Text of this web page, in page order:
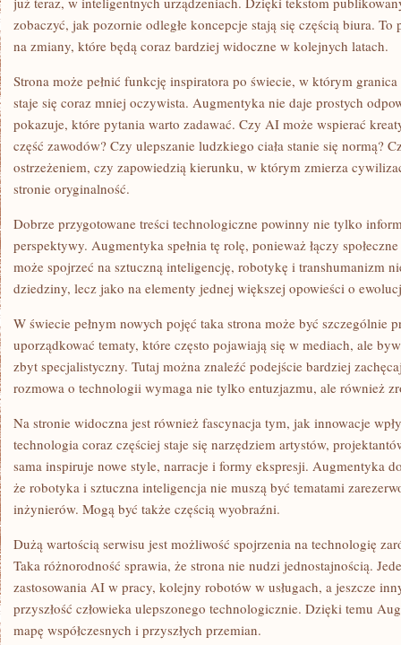
zobaczyć, jak pozornie odległe koncepcje stają się częścią biura.
na zmiany, które będą coraz bardziej widoczne w kolejnych latach.
Strona może pełnić funkcję inspiratora po świecie, w którym
staje się coraz mniej oczywista. Augmentyka nie daje prostych
pokazuje, które pytania warto zadawać. Czy AI może wspierać
część zawodów? Czy ulepszanie ludzkiego ciała stanie się normą?
ostrzeżeniem, czy zapowiedzią kierunku, w którym zmierza
stronie oryginalność.
Dobrze przygotowane treści technologiczne powinny nie tylko
perspektywy. Augmentyka spełnia tę rolę, ponieważ łączy
może spojrzeć na sztuczną inteligencję, robotykę i transhumanizm
dziedziny, lecz jako na elementy jednej większej opowieści o
W świecie pełnym nowych pojęć taka strona może być szczególnie
uporządkować tematy, które często pojawiają się w mediach, ale
zbyt specjalistyczny. Tutaj można znaleźć podejście bardziej
rozmowa o technologii wymaga nie tylko entuzjazmu, ale również
Na stronie widoczna jest również fascynacja tym, jak innowacje
technologia coraz częściej staje się narzędziem artystów,
sama inspiruje nowe style, narracje i formy ekspresji. Augmentyka
że robotyka i sztuczna inteligencja nie muszą być tematami
inżynierów. Mogą być także częścią wyobraźni.
Dużą wartością serwisu jest możliwość spojrzenia na technologię
Taka różnorodność sprawia, że strona nie nudzi jednostajnością.
zastosowania AI w pracy, kolejny robotów w usługach, a jeszcze
przyszłość człowieka ulepszonego technologicznie. Dzięki temu
mapę współczesnych i przyszłych przemian.